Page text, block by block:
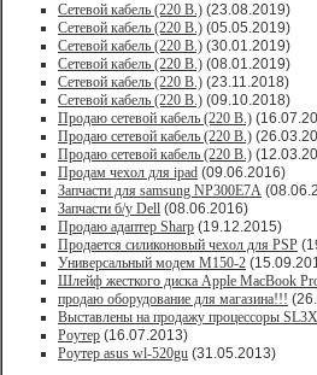
Сетевой кабель (220 В.) (23.08.2019)
Сетевой кабель (220 В.) (05.05.2019)
Сетевой кабель (220 В.) (30.01.2019)
Сетевой кабель (220 В.) (08.01.2019)
Сетевой кабель (220 В.) (23.11.2018)
Сетевой кабель (220 В.) (09.10.2018)
Продаю сетевой кабель (220 В.)
Продаю сетевой кабель (220 В.)
Продаю сетевой кабель (220 В.)
Продам чехол для ipad (09.06.2016)
Запчасти для samsung NP300E7A
Запчасти б/у Dell (08.06.2016)
Продаю адаптер Sharp (19.12.2015)
Продается силиконовый чехол для PSP
Универсальный модем M150-2
Шлейф жесткого диска Apple MacBook
продаю оборудование для магазина!!!
Выставлены на продажу процессоры
Роутер (16.07.2013)
Роутер asus wl-520gu (31.05.2013)